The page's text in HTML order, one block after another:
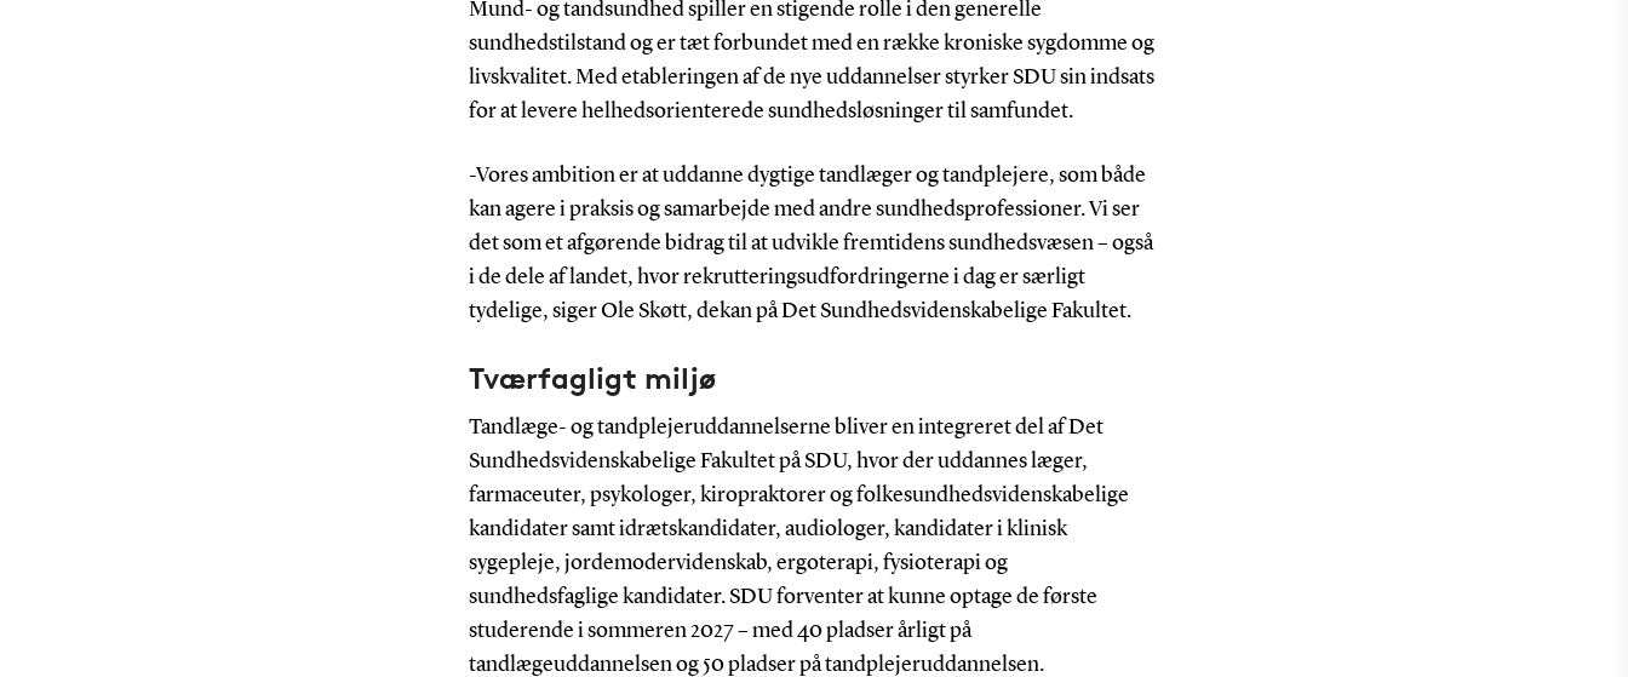
Mund- og tandsundhed spiller en stigende rolle i den generelle
sundhedstilstand og er tæt forbundet med en række kroniske sygdomme og
livskvalitet. Med etableringen af de nye uddannelser styrker SDU sin indsats
for at levere helhedsorienterede sundhedsløsninger til samfundet.
-Vores ambition er at uddanne dygtige tandlæger og tandplejere, som både
kan agere i praksis og samarbejde med andre sundhedsprofessioner. Vi ser
det som et afgørende bidrag til at udvikle fremtidens sundhedsvæsen – også
i de dele af landet, hvor rekrutteringsudfordringerne i dag er særligt
tydelige, siger Ole Skøtt, dekan på Det Sundhedsvidenskabelige Fakultet.
Tværfagligt miljø
Tandlæge- og tandplejeruddannelserne bliver en integreret del af Det
Sundhedsvidenskabelige Fakultet på SDU, hvor der uddannes læger,
farmaceuter, psykologer, kiropraktorer og folkesundhedsvidenskabelige
kandidater samt idrætskandidater, audiologer, kandidater i klinisk
sygepleje, jordemodervidenskab, ergoterapi, fysioterapi og
sundhedsfaglige kandidater. SDU forventer at kunne optage de første
studerende i sommeren 2027 – med 40 pladser årligt på
tandlægeuddannelsen og 50 pladser på tandplejeruddannelsen.